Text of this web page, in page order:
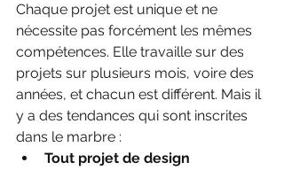
Chaque projet est unique et ne
nécessite pas forcément les mêmes
compétences. Elle travaille sur des
projets sur plusieurs mois, voire des
années, et chacun est différent. Mais il
y a des tendances qui sont inscrites
dans le marbre :
Tout projet de design